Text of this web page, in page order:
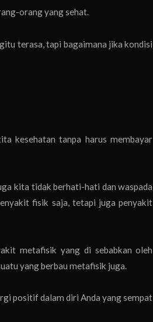
orang yang sehat.
terasa, tapi bagaimana jika kondisi
kesehatan tanpa harus membayar
kita tidak berhati-hati dan waspada
fisik saja, tetapi juga penyakit
metafisik yang di sebabkan oleh
yang berbau metafisik juga.
positif dalam diri Anda yang sempat